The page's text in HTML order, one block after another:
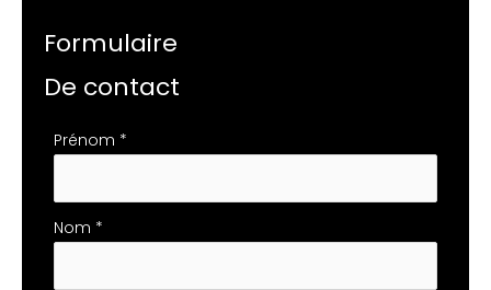
Formulaire
De contact
Formulaire
avec
téléphone
Prénom *
Nom *